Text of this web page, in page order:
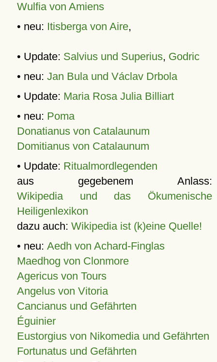
Wulfia von Amiens
• neu: Itisberga von Aire,
• Update: Salvius und Superius, Godric
• neu: Jan Bula und Václav Drbola
• Update: Maria Rosa Julia Billiart
• neu: Poma
Donatianus von Catalaunum
Domitianus von Catalaunum
• Update: Ritualmordlegenden
aus gegebenem Anlass:
Wikipedia und das Ökumenische
Heiligenlexikon
dazu auch: Wikipedia ist (k)eine Quelle!
• neu: Aedh von Achard-Finglas
Maedhog von Clonmore
Agericus von Tours
Angelus von Vitoria
Cancianus und Gefährten
Éguinier
Eustorgius von Nikomedia und Gefährten
Fortunatus und Gefährten